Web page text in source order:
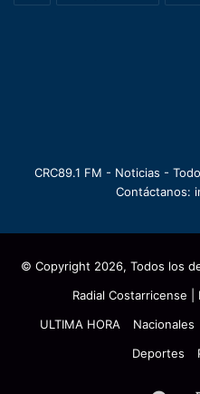
CRC89.1 FM - Noticias -
Contáctanos:
© Copyright 2026, Todos los
Radial Costarricense |
ULTIMA HORA
Nacionales
Deportes